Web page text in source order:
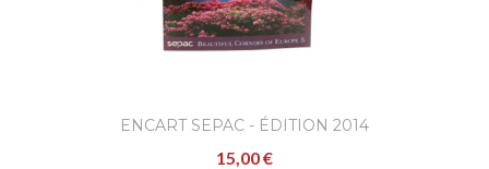
ENCART SEPAC - ÉDITION 2014
15,00 €